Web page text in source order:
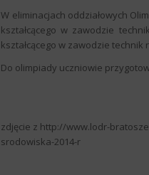
W eliminacjach oddziałowych
kształcącego w zawodzie
kształcącego w zawodzie technik
Do olimpiady uczniowie
zdjęcie z http://www.lodr-
srodowiska-2014-r